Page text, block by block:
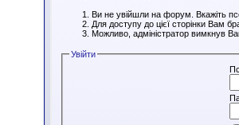
Ви не увійшли на форум. Вкажіть
Для доступу до цієї сторінки Вам
Можливо, адміністратор вимкнув
Увійти